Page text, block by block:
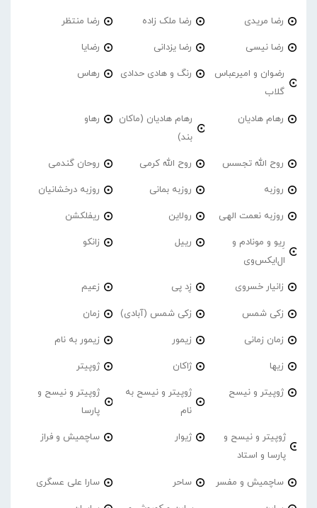
رضا مریدی رضا ملک زاده رضا منتظر
رضا نیسی رضا یزدانی رضایا
رضوان و امیرعباس
گلاب
رنگ و هادی حدادی رهاس
رهام هادیان
رهام هادیان (ماکان
بند)
رهاو
روح الله تجسس روح الله کرمی روحان گندمی
روزبه روزبه بمانی روزبه درخشانیان
روزبه نعمت الهی رولاین ریفلکشن
رِیو و مونادم و
ال‌ایکس‌وی
رییل زانکو
زانیار خسروی زِد پی زعیم
زکی شمس زکی شمس (آبادی) زمان
زمان زمانی زیمور زیمور به نام
زیها ژاکان ژوپیتر
ژوپیتر و نیسح
ژوپیتر و نیسح به
نام
ژوپیتر و نیسح و
پارسا
ژوپیتر و نیسح و
پارسا و استاد
ژیوار ساچمیش و فراز
ساچمیش و مفسر ساحر سارا علی عسگری